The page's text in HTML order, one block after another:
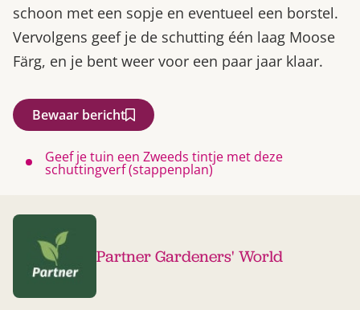
schoon met een sopje en eventueel een borstel.
Vervolgens geef je de schutting één laag Moose
Färg, en je bent weer voor een paar jaar klaar.
Bewaar bericht
Geef je tuin een Zweeds tintje met deze
schuttingverf (stappenplan)
Partner Gardeners' World